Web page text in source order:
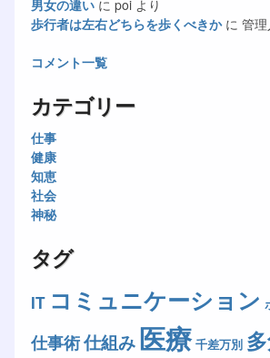
男女の違いに poiより
歩行者は左右どちらを歩くべきかに 管理
コメント一覧
カテゴリー
仕事
健康
知恵
社会
神秘
タグ
IT コミュニケーション
仕事術仕組み医療 千差万別